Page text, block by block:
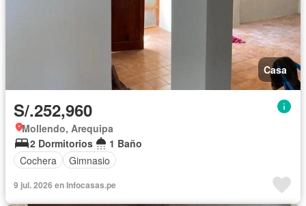
Casa
S/.252,960
Mollendo, Arequipa
2 Dormitorios
1 Baño
Cochera
Gimnasio
9 jul. 2026 en Infocasas.pe